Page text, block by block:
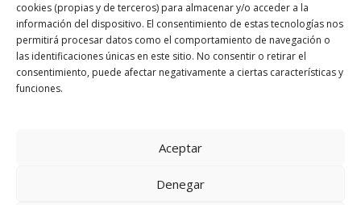
cookies (propias y de terceros) para almacenar y/o acceder a la
información del dispositivo. El consentimiento de estas tecnologías nos
permitirá procesar datos como el comportamiento de navegación o
las identificaciones únicas en este sitio. No consentir o retirar el
consentimiento, puede afectar negativamente a ciertas características y
funciones.
Aceptar
Denegar
C/ Corte de Peleas, 79 06009 Badajoz
+34 924 25 17 61
Aviso Legal
Usamos cookies en nuestro sitio web para brindarle la
visitas repetidas. Al hacer clic en "Aceptar todo", acepta el
uso de TODAS las cookies. Puede pulsar el botón 'Ajustes'